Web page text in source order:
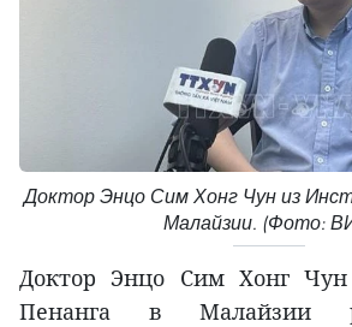
Доктор Энцо Сим Хонг Чун из
Малайзии. (Фото:
Доктор Энцо Сим Хонг Чун
Пенанга в Малайзии